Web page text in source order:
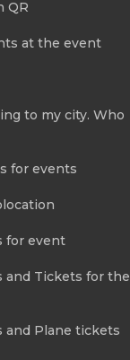
QR
at the event
to my city. Who
for events
for event
and Tickets for the
and Plane tickets